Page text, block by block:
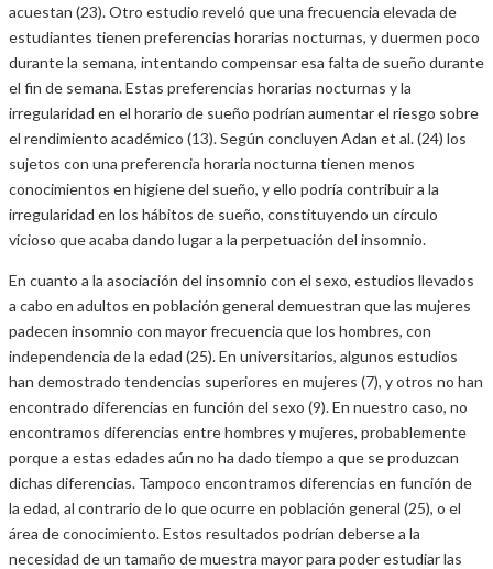
acuestan (23). Otro estudio reveló que una frecuencia elevada de
estudiantes tienen preferencias horarias nocturnas, y duermen poco
durante la semana, intentando compensar esa falta de sueño durante
el fin de semana. Estas preferencias horarias nocturnas y la
irregularidad en el horario de sueño podrían aumentar el riesgo sobre
el rendimiento académico (13). Según concluyen Adan et al. (24) los
sujetos con una preferencia horaria nocturna tienen menos
conocimientos en higiene del sueño, y ello podría contribuir a la
irregularidad en los hábitos de sueño, constituyendo un círculo
vicioso que acaba dando lugar a la perpetuación del insomnio.
En cuanto a la asociación del insomnio con el sexo, estudios llevados
a cabo en adultos en población general demuestran que las mujeres
padecen insomnio con mayor frecuencia que los hombres, con
independencia de la edad (25). En universitarios, algunos estudios
han demostrado tendencias superiores en mujeres (7), y otros no han
encontrado diferencias en función del sexo (9). En nuestro caso, no
encontramos diferencias entre hombres y mujeres, probablemente
porque a estas edades aún no ha dado tiempo a que se produzcan
dichas diferencias. Tampoco encontramos diferencias en función de
la edad, al contrario de lo que ocurre en población general (25), o el
área de conocimiento. Estos resultados podrían deberse a la
necesidad de un tamaño de muestra mayor para poder estudiar las